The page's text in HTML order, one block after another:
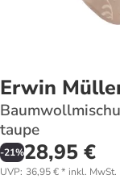
Erwin
taupe
-21%28,95 €
UVP: 36,95 €* inkl. MwSt.